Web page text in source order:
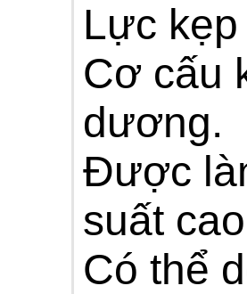
Lực
Cơ cấu
dương.
Được
suất
Có thể